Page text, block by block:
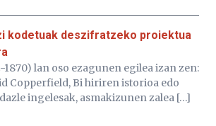
kodetuak deszifratzeko proiektua
1870) lan oso ezagunen egilea izan zen:
Copperfield, Bi hiriren istorioa edo
ingelesak, asmakizunen zalea […]